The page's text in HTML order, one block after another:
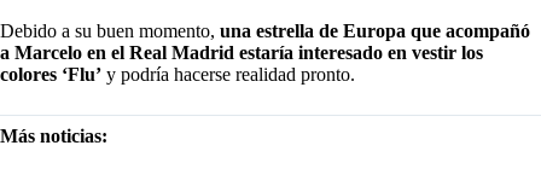
Debido a su buen momento, una estrella de Europa que acompañó
a Marcelo en el Real Madrid estaría interesado en vestir los
colores ‘Flu’ y podría hacerse realidad pronto.
Más noticias: